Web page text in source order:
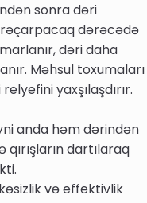
sonra dəri
dərəcədə
dəri daha
Məhsul toxumaları
yaxşılaşdırır.
anda həm dərindən
dartılaraq
və effektivlik